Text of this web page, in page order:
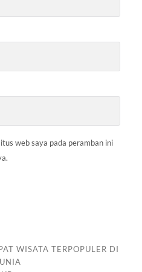
web saya pada peramban ini
WISATA TERPOPULER DI